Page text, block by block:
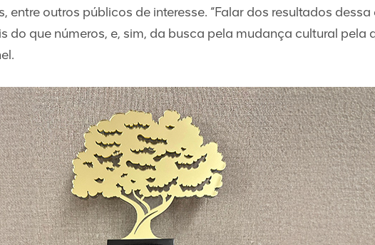
entre outros públicos de interesse. “Falar dos resultados
do que números, e, sim, da busca pela mudança cultural pela